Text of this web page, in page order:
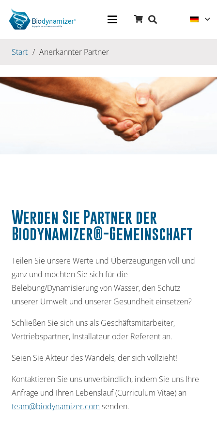
Start / Anerkannter Partner
Werden Sie Partner der
Biodynamizer®-Gemeinschaft
Teilen Sie unsere Werte und Überzeugungen voll und
ganz und möchten Sie sich für die
Belebung/Dynamisierung von Wasser, den Schutz
unserer Umwelt und unserer Gesundheit einsetzen?
Schließen Sie sich uns als Geschäftsmitarbeiter,
Vertriebspartner, Installateur oder Referent an.
Seien Sie Akteur des Wandels, der sich vollzieht!
Kontaktieren Sie uns unverbindlich, indem Sie uns Ihre
Anfrage und Ihren Lebenslauf (Curriculum Vitae) an
team@biodynamizer.com senden.